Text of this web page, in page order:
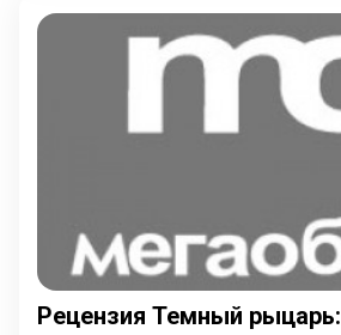
Рецензия Темный рыцарь: